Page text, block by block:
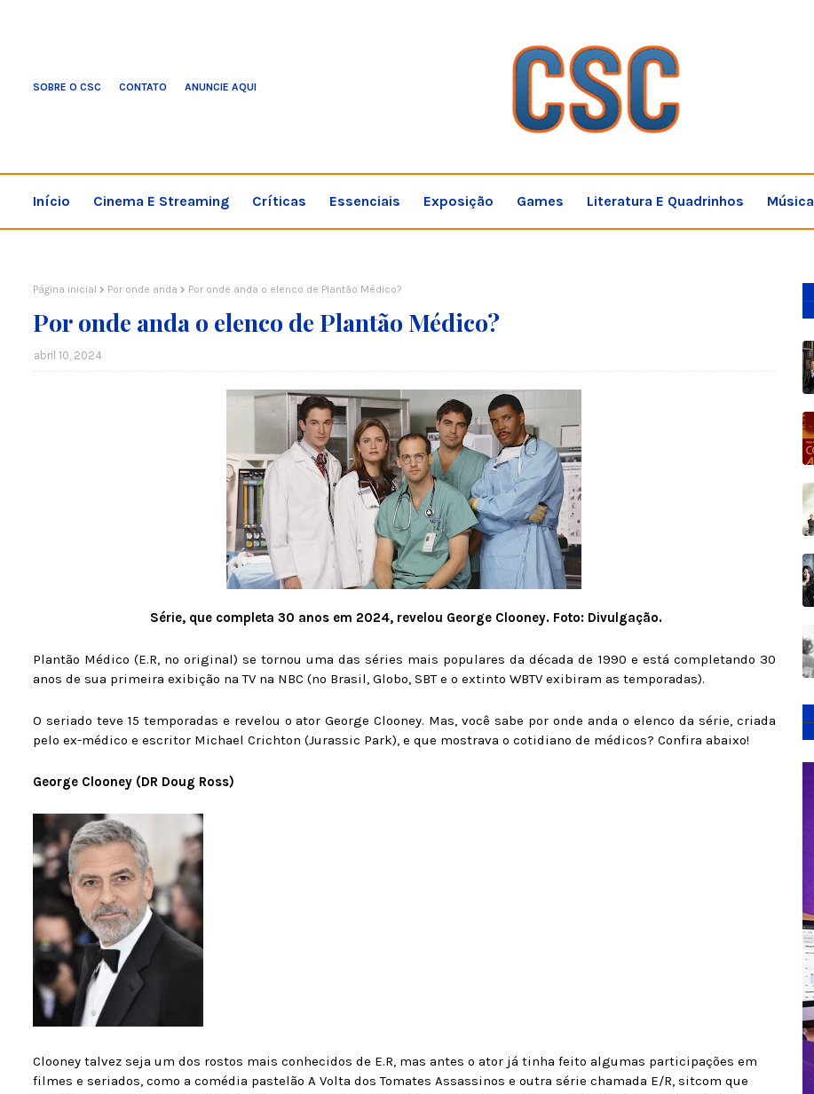
SOBRE O CSC CONTATO ANUNCIE AQUI
Início Cinema E Streaming Críticas Essenciais Exposição Games Literatura E Quadrinhos Música
Página inicial Por onde anda Por onde anda o elenco de Plantão Médico?
Por onde anda o elenco de Plantão Médico?
abril 10, 2024
Série, que completa 30 anos em 2024, revelou George Clooney. Foto: Divulgação.
Plantão Médico (E.R, no original) se tornou uma das séries mais populares da década de 1990 e está completando 30
anos de sua primeira exibição na TV na NBC (no Brasil, Globo, SBT e o extinto WBTV exibiram as temporadas).
O seriado teve 15 temporadas e revelou o ator George Clooney. Mas, você sabe por onde anda o elenco da série, criada
pelo ex-médico e escritor Michael Crichton (Jurassic Park), e que mostrava o cotidiano de médicos? Confira abaixo!
George Clooney (DR Doug Ross)
Clooney talvez seja um dos rostos mais conhecidos de E.R, mas antes o ator já tinha feito algumas participações em
filmes e seriados, como a comédia pastelão A Volta dos Tomates Assassinos e outra série chamada E/R, sitcom que